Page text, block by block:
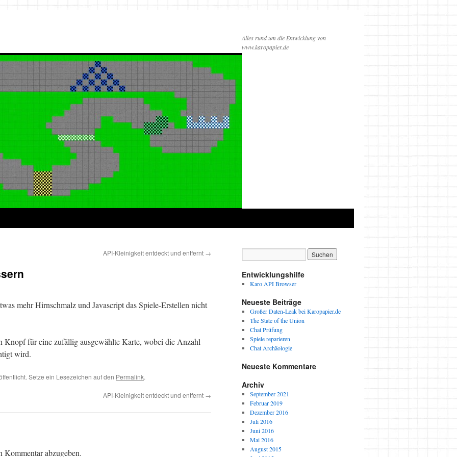
Alles rund um die Entwicklung von
www.karopapier.de
API-Kleinigkeit entdeckt und entfernt →
mehr Hirnschmalz und Javascript das Spiele-Erstellen nicht
Knopf für eine zufällig ausgewählte Karte, wobei die Anzahl
wird.
Setze ein Lesezeichen auf den Permalink.
API-Kleinigkeit entdeckt und entfernt →
Kommentar abzugeben.
Entwicklungshilfe
Karo API Browser
Neueste Beiträge
Großer Daten-Leak bei Karopapier.de
The State of the Union
Chat Prüfung
Spiele reparieren
Chat Archäologie
Neueste Kommentare
Archiv
September 2021
Februar 2019
Dezember 2016
Juli 2016
Juni 2016
Mai 2016
August 2015